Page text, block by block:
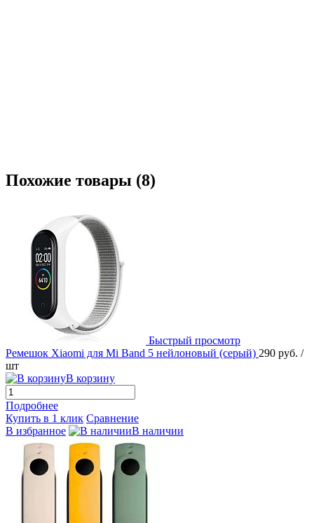
Похожие товары (8)
Быстрый просмотр
Ремешок Xiaomi для Mi Band 5 нейлоновый (серый) 290 руб. /
шт
В корзину
Подробнее
Купить в 1 клик Сравнение
В избранное
В наличии